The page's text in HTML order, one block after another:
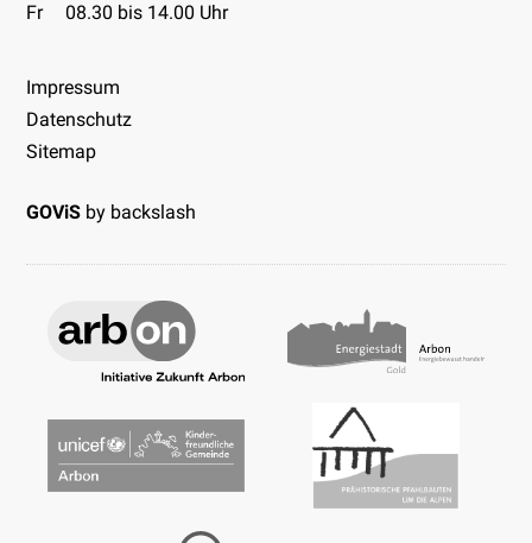
Fr
08.30 bis 14.00 Uhr
Impressum
Datenschutz
Sitemap
GOViS by backslash